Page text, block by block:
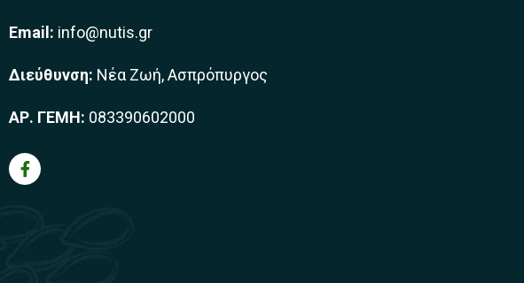
Email: info@nutis.gr
Διεύθυνση: Νέα Ζωή, Ασπρόπυργος
ΑΡ. ΓΕΜΗ: 083390602000